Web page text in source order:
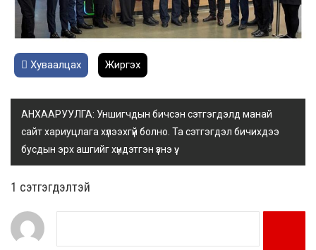
Хуваалцах Жиргэх
АНХААРУУЛГА: Уншигчдын бичсэн сэтгэгдэлд манай
сайт хариуцлага хүлээхгүй болно. Та сэтгэгдэл бичихдээ
бусдын эрх ашгийг хүндэтгэн үзнэ үү.
1 сэтгэгдэлтэй